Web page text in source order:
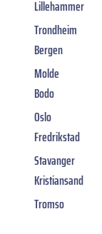
Lillehammer
Trondheim
Bergen
Molde
Bodo
Oslo
Fredrikstad
Stavanger
Kristiansand
Tromso